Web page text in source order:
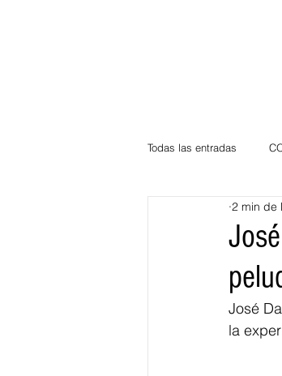
Todas las entradas
2 min de
José
la